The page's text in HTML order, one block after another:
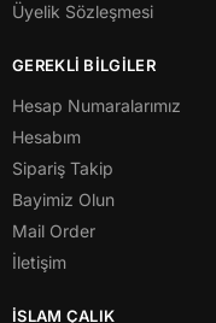
Üyelik Sözleşmesi
GEREKLİ BİLGİLER
Hesap Numaralarımız
Hesabım
Sipariş Takip
Bayimiz Olun
Mail Order
İletişim
İSLAM ÇALIK